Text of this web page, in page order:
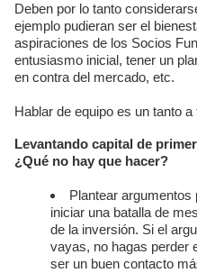
Deben por lo tanto
ejemplo pudieran ser el
aspiraciones de los Socios
entusiasmo inicial, tener un
en contra del mercado, etc.
Hablar de equipo es un tanto
Levantando capital de
¿Qué no hay que hacer?
Plantear
iniciar una batalla de
de la inversión. Si el
vayas, no hagas perder
ser un buen contacto